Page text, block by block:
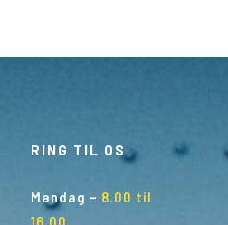
RING TIL OS
Mandag – 8.00 til
16.00